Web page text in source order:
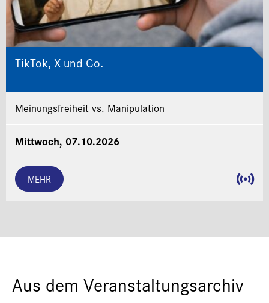
TikTok, X und Co.
Meinungsfreiheit vs. Manipulation
Mittwoch, 07.10.2026
MEHR
Aus dem Veranstaltungsarchiv